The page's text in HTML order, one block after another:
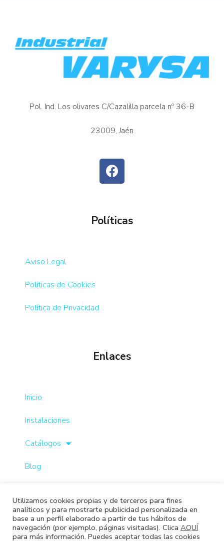
Pol. Ind. Los olivares C/Cazalilla parcela nº 36-B
23009, Jaén
Políticas
Aviso Legal
Politicas de Cookies
Política de Privacidad
Enlaces
Inicio
Instalaciones
Catálogos
Blog
Utilizamos cookies propias y de terceros para fines
analíticos y para mostrarte publicidad personalizada en
base a un perfil elaborado a partir de tus hábitos de
navegación (por ejemplo, páginas visitadas). Clica AQUÍ
para más información. Puedes aceptar todas las cookies